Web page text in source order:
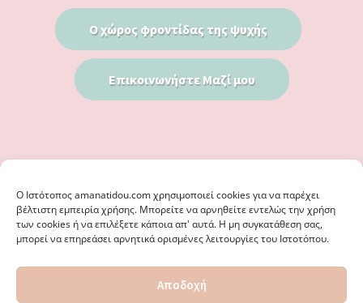
Ο Iστότοπος amanatidou.com χρησιμοποιεί cookies για να παρέχει
βέλτιστη εμπειρία χρήσης. Μπορείτε να αρνηθείτε εντελώς την χρήση
των cookies ή να επιλέξετε κάποια απ' αυτά. Η μη συγκατάθεση σας,
μπορεί να επηρεάσει αρνητικά ορισμένες λειτουργίες του Ιστοτόπου.
Αποδοχή
Ο χώρος φροντίδας της ψυχής
Επικοινωνήστε Μαζί μου
ΘΕΣΣΑΛΟΝΊΚΗ - ΕΙΔΙΚΌΣ ΣΤΗ ΓΝΩΣΤΙΚΉ ΣΥΜΠΕΡΙΦΟΡΙΚΉ